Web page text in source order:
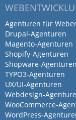
Das
& Habel
von Monique
Das
steht stets
Seite.
Agenturen für
Drupal-Agenturen
Magento-Agenturen
Shopify-Agenturen
Shopware-Agenturen
TYPO3-Agenturen
UX/UI-Agenturen
Webdesign-
WooCommerce-
WordPress-